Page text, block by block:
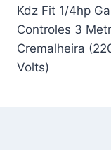
Post
Kdz Fit 1/4hp
Controles 3
Cremalheira
Volts)